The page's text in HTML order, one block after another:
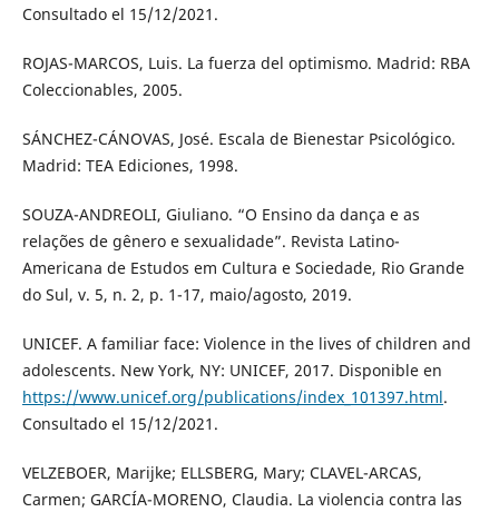
Consultado el 15/12/2021.
ROJAS-MARCOS, Luis. La fuerza del optimismo. Madrid: RBA
Coleccionables, 2005.
SÁNCHEZ-CÁNOVAS, José. Escala de Bienestar Psicológico.
Madrid: TEA Ediciones, 1998.
SOUZA-ANDREOLI, Giuliano. “O Ensino da dança e as
relações de gênero e sexualidade”. Revista Latino-
Americana de Estudos em Cultura e Sociedade, Rio Grande
do Sul, v. 5, n. 2, p. 1-17, maio/agosto, 2019.
UNICEF. A familiar face: Violence in the lives of children and
adolescents. New York, NY: UNICEF, 2017. Disponible en
https://www.unicef.org/publications/index_101397.html.
Consultado el 15/12/2021.
VELZEBOER, Marijke; ELLSBERG, Mary; CLAVEL-ARCAS,
Carmen; GARCÍA-MORENO, Claudia. La violencia contra las